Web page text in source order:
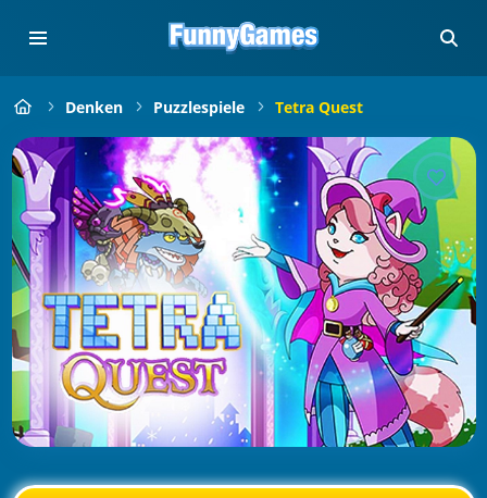
Denken Puzzlespiele Tetra Quest